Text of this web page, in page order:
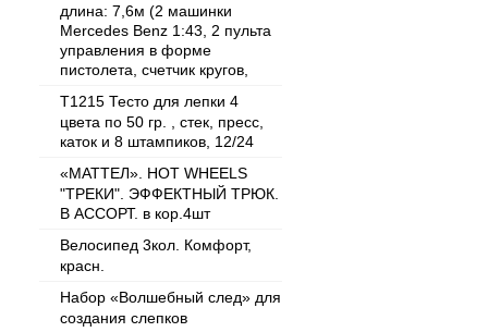
длина: 7,6м (2 машинки
Mercedes Benz 1:43, 2 пульта
управления в форме
пистолета, счетчик кругов,
T1215 Тесто для лепки 4
цвета по 50 гр. , стек, пресс,
каток и 8 штампиков, 12/24
«МАТТЕЛ». HOT WHEELS
"ТРЕКИ". ЭФФЕКТНЫЙ ТРЮК.
В АССОРТ. в кор.4шт
Велосипед 3кол. Комфорт,
красн.
Набор «Волшебный след» для
создания слепков